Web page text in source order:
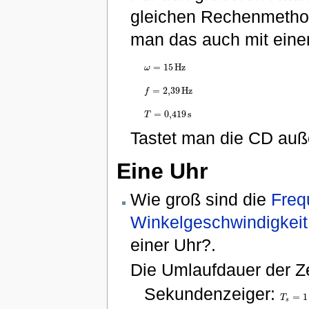
gleichen
man das auch mit
ω = 15Hz
ω= 15Hz
f = 2,39Hz
f= 2,39Hz
T = 0,419s
T= 0,419s
Tastet man die CD
Eine Uhr
Wie groß sind die
Winkelgeschwindigkeit
einer Uhr?.
Die Umlaufdauer der
Sekundenzeiger:Ts = 1
Ts =